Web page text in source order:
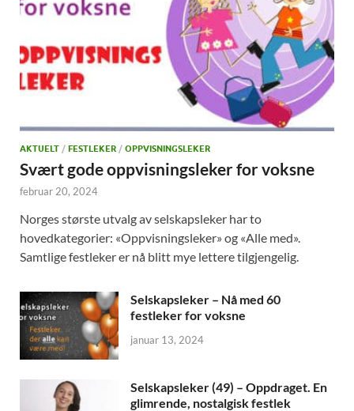
AKTUELT / FESTLEKER / OPPVISNINGSLEKER
Svært gode oppvisningsleker for voksne
februar 20, 2024
Norges største utvalg av selskapsleker har to
hovedkategorier: «Oppvisningsleker» og «Alle med».
Samtlige festleker er nå blitt mye lettere tilgjengelig.
Selskapsleker – Nå med 60
festleker for voksne
januar 13, 2024
Selskapsleker (49) – Oppdraget. En
glimrende, nostalgisk festlek